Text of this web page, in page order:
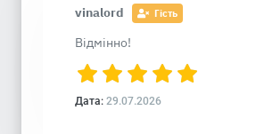
vinalord Гість
Відмінно!
Дата: 29.07.2026